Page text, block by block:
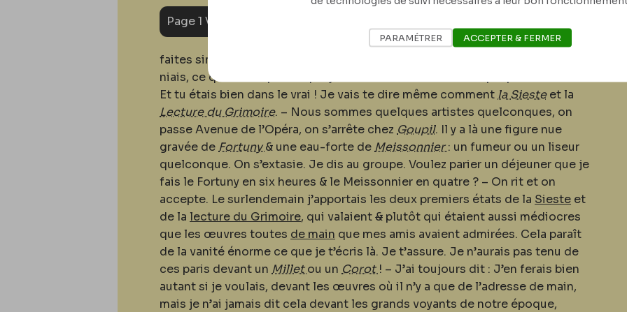
Page 1 Verso : 3
faites simplement pour faire de la virtuosité de pointe ou pour « épâter » les
niais, ce qui est un plaisir que je me suis souvent donné – par parenthèse. –
Et tu étais bien dans le vrai ! Je vais te dire même comment la Siesteet la
Lecture du Grimoire. – Nous sommes quelques artistes quelconques, on
passe Avenue de l’Opéra, on s’arrête chez Goupil. Il y a là une figure nue
gravée de Fortuny& une eau-forte de Meissonnier: un fumeur ou un liseur
quelconque. On s’extasie. Je dis au groupe. Voulez parier un déjeuner que je
fais le Fortuny en six heures & le Meissonnier en quatre ? – On rit et on
accepte. Le surlendemain j’apportais les deux premiers états de la Sieste et
de lalecture du Grimoire, qui valaient& plutôt qui étaient aussi médiocres
que les œuvres toutes de main que mes amis avaient admirées. Cela paraît
de la vanité énorme ce que je t’écris là. Je t’assure. Je n’aurais pas tenu de
ces paris devant un Milletou un Corot ! – J’ai toujours dit : J’en ferais bien
autant si je voulais, devant les œuvres où il n’y a que de l’adresse de main,
mais je n’ai jamais dit cela devant les grands voyants de notre époque,
PARAMÉTRER ACCEPTER & FERMER